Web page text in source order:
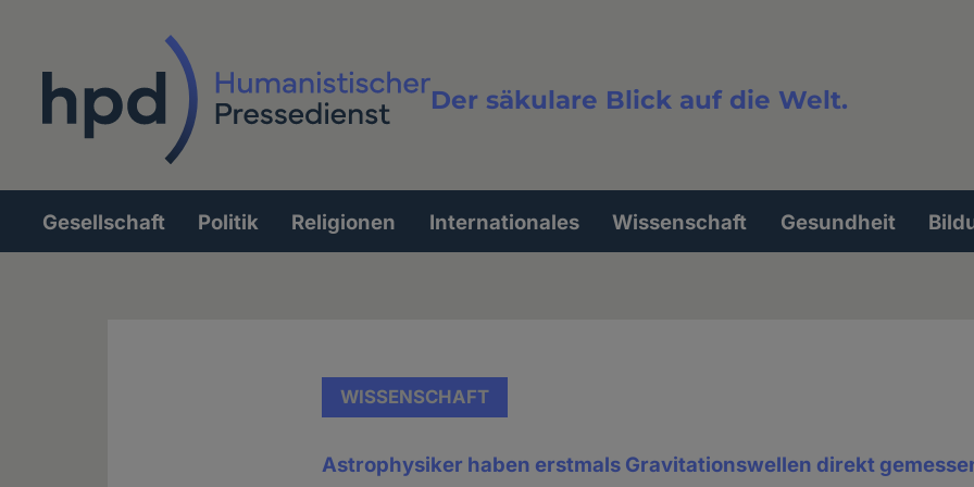
Der säkulare Blick auf die Welt.
Volltextsuche
Hauptnavigation
Gesellschaft Politik Religionen Internationales Wissenschaft Gesundheit
WISSENSCHAFT
Astrophysiker haben erstmals Gravitationswellen direkt